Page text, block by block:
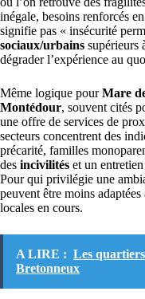
inégale, besoins renforcés
signifie pas « insécurité
sociaux/urbains supérieurs
dégrader l’expérience au
Même logique pourMare
Montédour, souvent cités
une offre de services de
secteurs concentrent des
précarité, familles
des incivilités et un
Pour qui privilégie une
peuvent être moins
locales en cours.
A LIRE : Les
Bretonneux